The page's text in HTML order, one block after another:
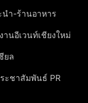
ำ-ร้านอาหาร
านอีเวนท์เชียงใหม่
ยล
ะชาสัมพันธ์ PR